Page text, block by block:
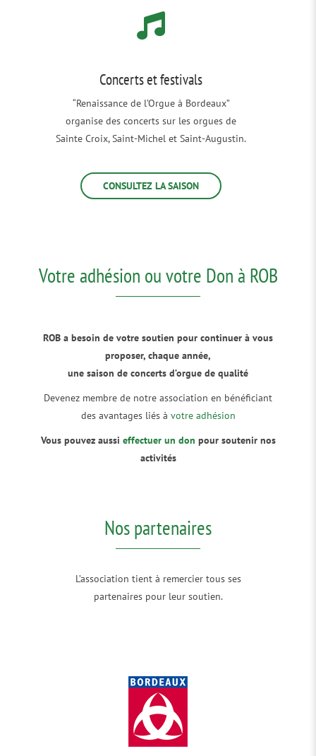
Concerts et festivals
“Renaissance de l’Orgue à Bordeaux”
organise des concerts sur les orgues de
Sainte Croix, Saint-Michel et Saint-Augustin.
CONSULTEZ LA SAISON
Votre adhésion ou votre Don à ROB
ROB a besoin de votre soutien pour continuer à vous
proposer, chaque année,
une saison de concerts d’orgue de qualité
Devenez membre de notre association en bénéficiant
des avantages liés à votre adhésion
Vous pouvez aussi effectuer un don pour soutenir nos
activités
Nos partenaires
L’association tient à remercier tous ses
partenaires pour leur soutien.